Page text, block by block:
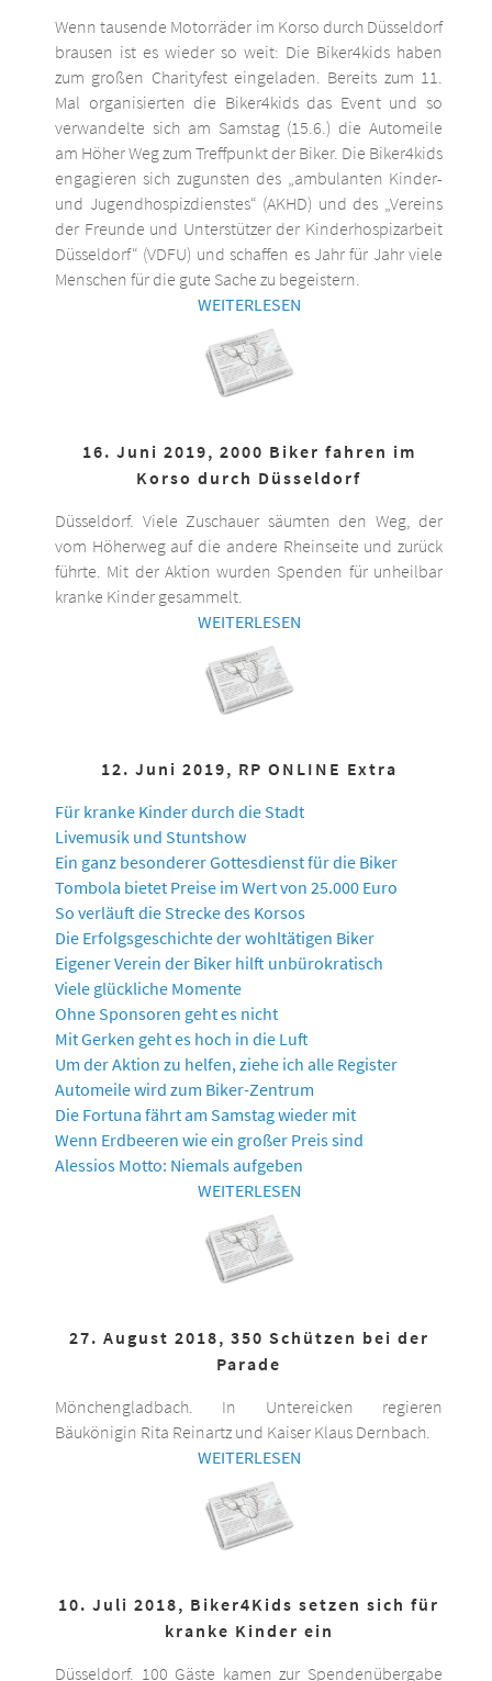
Wenn tausende Motorräder im Korso durch Düsseldorf
brausen ist es wieder so weit: Die Biker4kids haben
zum großen Charityfest eingeladen. Bereits zum 11.
Mal organisierten die Biker4kids das Event und so
verwandelte sich am Samstag (15.6.) die Automeile
am Höher Weg zum Treffpunkt der Biker. Die Biker4kids
engagieren sich zugunsten des „ambulanten Kinder-
und Jugendhospizdienstes“ (AKHD) und des „Vereins
der Freunde und Unterstützer der Kinderhospizarbeit
Düsseldorf“ (VDFU) und schaffen es Jahr für Jahr viele
Menschen für die gute Sache zu begeistern.
WEITERLESEN
16. Juni 2019, 2000 Biker fahren im
Korso durch Düsseldorf
Düsseldorf. Viele Zuschauer säumten den Weg, der
vom Höherweg auf die andere Rheinseite und zurück
führte. Mit der Aktion wurden Spenden für unheilbar
kranke Kinder gesammelt.
WEITERLESEN
12. Juni 2019, RP ONLINE Extra
Für kranke Kinder durch die Stadt
Livemusik und Stuntshow
Ein ganz besonderer Gottesdienst für die Biker
Tombola bietet Preise im Wert von 25.000 Euro
So verläuft die Strecke des Korsos
Die Erfolgsgeschichte der wohltätigen Biker
Eigener Verein der Biker hilft unbürokratisch
Viele glückliche Momente
Ohne Sponsoren geht es nicht
Mit Gerken geht es hoch in die Luft
Um der Aktion zu helfen, ziehe ich alle Register
Automeile wird zum Biker-Zentrum
Die Fortuna fährt am Samstag wieder mit
Wenn Erdbeeren wie ein großer Preis sind
Alessios Motto: Niemals aufgeben
WEITERLESEN
27. August 2018, 350 Schützen bei der
Parade
Mönchengladbach. In Untereicken regieren
Bäukönigin Rita Reinartz und Kaiser Klaus Dernbach.
WEITERLESEN
10. Juli 2018, Biker4Kids setzen sich für
kranke Kinder ein
Düsseldorf. 100 Gäste kamen zur Spendenübergabe